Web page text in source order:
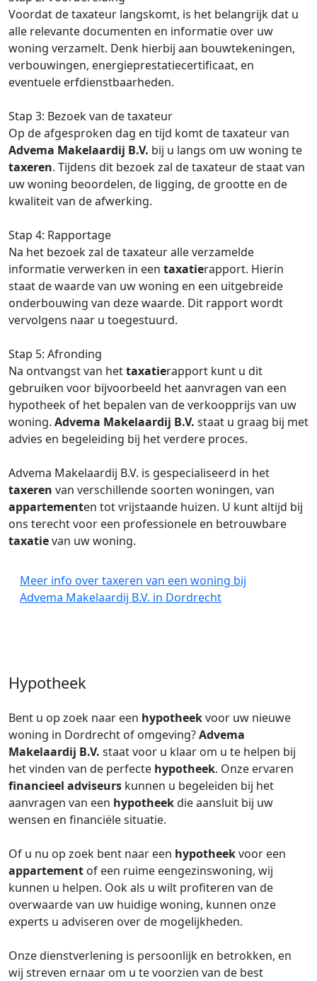
Voordat de taxateur langskomt, is het belangrijk dat u
alle relevante documenten en informatie over uw
woning verzamelt. Denk hierbij aan bouwtekeningen,
verbouwingen, energieprestatiecertificaat, en
eventuele erfdienstbaarheden.
Stap 3: Bezoek van de taxateur
Op de afgesproken dag en tijd komt de taxateur van
Advema Makelaardij B.V. bij u langs om uw woning te
taxeren. Tijdens dit bezoek zal de taxateur de staat van
uw woning beoordelen, de ligging, de grootte en de
kwaliteit van de afwerking.
Stap 4: Rapportage
Na het bezoek zal de taxateur alle verzamelde
informatie verwerken in een taxatierapport. Hierin
staat de waarde van uw woning en een uitgebreide
onderbouwing van deze waarde. Dit rapport wordt
vervolgens naar u toegestuurd.
Stap 5: Afronding
Na ontvangst van hettaxatierapport kunt u dit
gebruiken voor bijvoorbeeld het aanvragen van een
hypotheek of het bepalen van de verkoopprijs van uw
woning. Advema Makelaardij B.V. staat u graag bij met
advies en begeleiding bij het verdere proces.
Advema Makelaardij B.V. is gespecialiseerd in het
taxeren van verschillende soorten woningen, van
appartementen tot vrijstaande huizen. U kunt altijd bij
ons terecht voor een professionele en betrouwbare
taxatievan uw woning.
Meer info over taxeren van een woning bij
Advema Makelaardij B.V. in Dordrecht
Hypotheek
Bent u op zoek naar een hypotheekvoor uw nieuwe
woning in Dordrecht of omgeving?Advema
Makelaardij B.V. staat voor u klaar om u te helpen bij
het vinden van de perfecte hypotheek. Onze ervaren
financieel adviseurs kunnen u begeleiden bij het
aanvragen van een hypotheekdie aansluit bij uw
wensen en financiële situatie.
Of u nu op zoek bent naar een hypotheekvoor een
appartement of een ruime eengezinswoning, wij
kunnen u helpen. Ook als u wilt profiteren van de
overwaarde van uw huidige woning, kunnen onze
experts u adviseren over de mogelijkheden.
Onze dienstverlening is persoonlijk en betrokken, en
wij streven ernaar om u te voorzien van de best